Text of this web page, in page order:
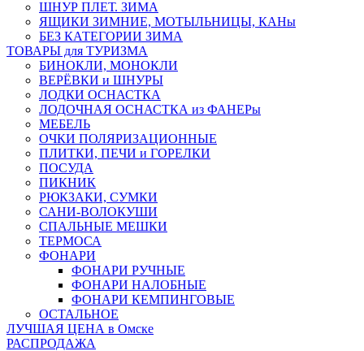
ШНУР ПЛЕТ. ЗИМА
ЯЩИКИ ЗИМНИЕ, МОТЫЛЬНИЦЫ, КАНы
БЕЗ КАТЕГОРИИ ЗИМА
ТОВАРЫ для ТУРИЗМА
БИНОКЛИ, МОНОКЛИ
ВЕРЁВКИ и ШНУРЫ
ЛОДКИ ОСНАСТКА
ЛОДОЧНАЯ ОСНАСТКА из ФАНЕРы
МЕБЕЛЬ
ОЧКИ ПОЛЯРИЗАЦИОННЫЕ
ПЛИТКИ, ПЕЧИ и ГОРЕЛКИ
ПОСУДА
ПИКНИК
РЮКЗАКИ, СУМКИ
САНИ-ВОЛОКУШИ
СПАЛЬНЫЕ МЕШКИ
ТЕРМОСА
ФОНАРИ
ФОНАРИ РУЧНЫЕ
ФОНАРИ НАЛОБНЫЕ
ФОНАРИ КЕМПИНГОВЫЕ
ОСТАЛЬНОЕ
ЛУЧШАЯ ЦЕНА в Омске
РАСПРОДАЖА